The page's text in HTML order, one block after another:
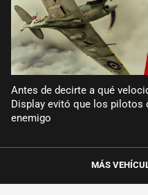
Antes de decirte a qué
Display evitó que los pilotos
enemigo
MÁS